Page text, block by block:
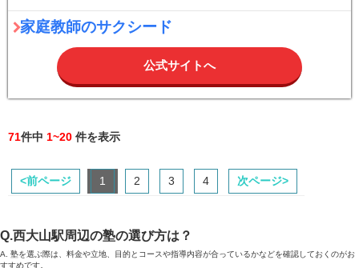
家庭教師のサクシード
公式サイトへ
71件中 1~20 件を表示
<前ページ 1 2 3 4 次ページ>
Q.西大山駅周辺の塾の選び方は？
A. 塾を選ぶ際は、料金や立地、目的とコースや指導内容が合っているかなどを確認しておくのがお
すすめです。